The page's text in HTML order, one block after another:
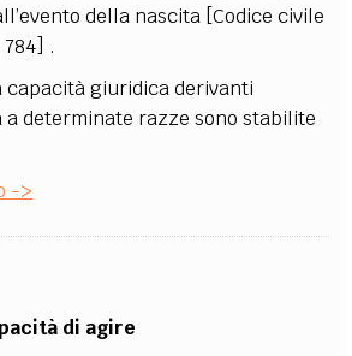
della nascita [Codice civile
784] .
capacità giuridica derivanti
a determinate razze sono stabilite
->
di agire